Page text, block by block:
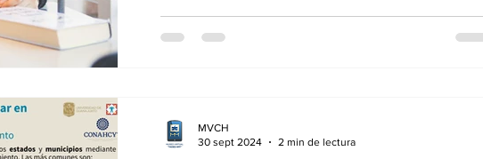
MVCH
30 sept 2024
2 min de lectura